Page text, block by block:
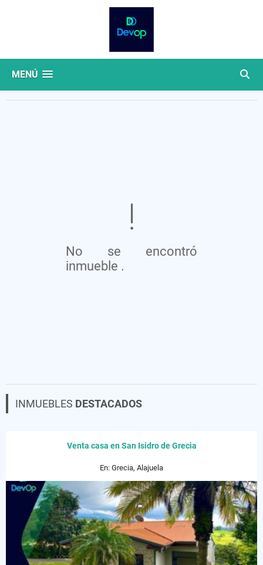
MENÚ
No se encontró
inmueble .
INMUEBLES DESTACADOS
Venta casa en San Isidro de Grecia
En: Grecia, Alajuela